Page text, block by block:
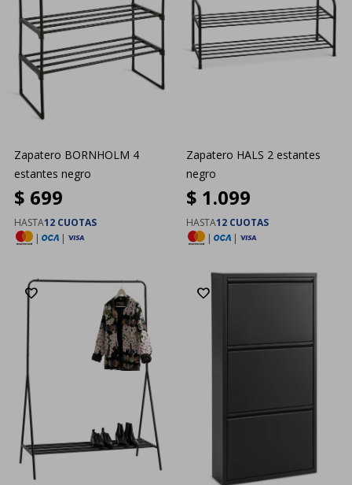
Zapatero BORNHOLM 4
estantes negro
$ 699
HASTA12 CUOTAS
|
|
Zapatero HALS 2 estantes
negro
$ 1.099
HASTA12 CUOTAS
|
|